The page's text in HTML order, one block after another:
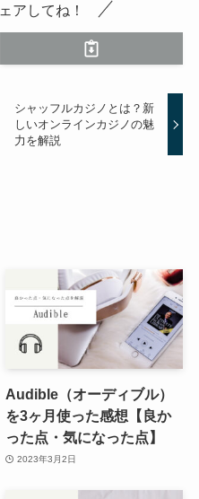
アしてね！
シャッフルカジノとは？新
しいオンラインカジノの魅
力を解説
Audible（オーディブル）
を3ヶ月使った感想【良か
った点・気になった点】
2023年3月2日